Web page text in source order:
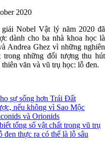
2020
Nobel Vật lý năm 2020 đã
dành cho ba nhà khoa học là
Andrea Ghez vì những nghiên
những đối tượng thu hút
văn và vũ trụ học: lỗ đen.
sự sống hơn Trái Đất
nếu không vì Sao Mộc
và Orionids
tổng số vật chất trong vũ trụ
thực ra có thể là lỗ sâu